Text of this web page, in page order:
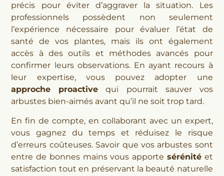
précis pour éviter d’aggraver la situation. Les
professionnels possèdent non seulement
l’expérience nécessaire pour évaluer l’état de
santé de vos plantes, mais ils ont également
accès à des outils et méthodes avancés pour
confirmer leurs observations. En ayant recours à
leur expertise, vous pouvez adopter une
approche proactive qui pourrait sauver vos
arbustes bien-aimés avant qu’il ne soit trop tard.
En fin de compte, en collaborant avec un expert,
vous gagnez du temps et réduisez le risque
d’erreurs coûteuses. Savoir que vos arbustes sont
entre de bonnes mains vous apporte sérénitéet
satisfaction tout en préservant la beauté naturelle